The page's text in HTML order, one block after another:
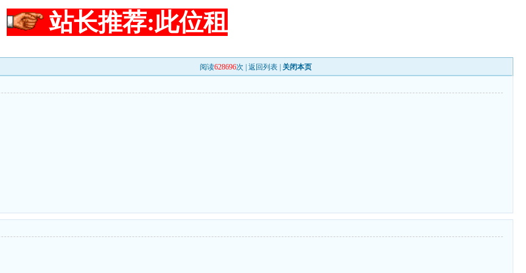
站长推荐:此位租
阅读628696次 |返回列表 关闭本页